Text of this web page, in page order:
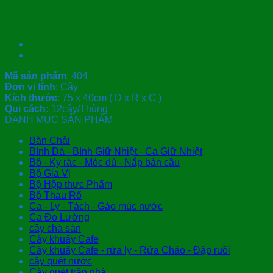
Mã sản phẩm: 404
Đơn vị tính: Cây
Kích thước: 75 x 40cm ( D x R x C )
Qui cách: 12cây/Thùng
DANH MỤC SẢN PHẨM
Bàn Chải
Bình Đá - Bình Giữ Nhiệt - Ca Giữ Nhiệt
Bô - Ky rác - Móc dù - Nắp bàn cầu
Bộ Gia Vị
Bộ Hộp thực Phẩm
Bộ Thau Rổ
Ca - Ly - Tách - Gáo múc nước
Ca Đo Lường
cây chà sàn
Cây khuấy Cafe
Cây khuấy Cafe - rửa ly - Rửa Chảo - Đập ruồi
cây quét nước